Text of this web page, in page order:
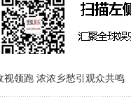
视领跑 浓浓乡愁引观众共鸣